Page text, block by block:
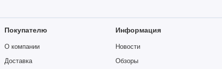
Покупателю
О компании
Доставка
Информация
Новости
Обзоры